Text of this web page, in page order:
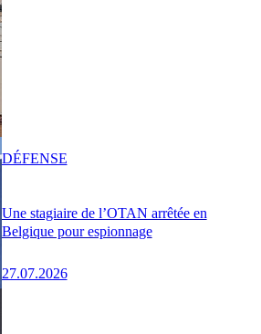
Une stagiaire de l’OTAN arrêtée en
Belgique pour espionnage
27.07.2026
DÉFENSE